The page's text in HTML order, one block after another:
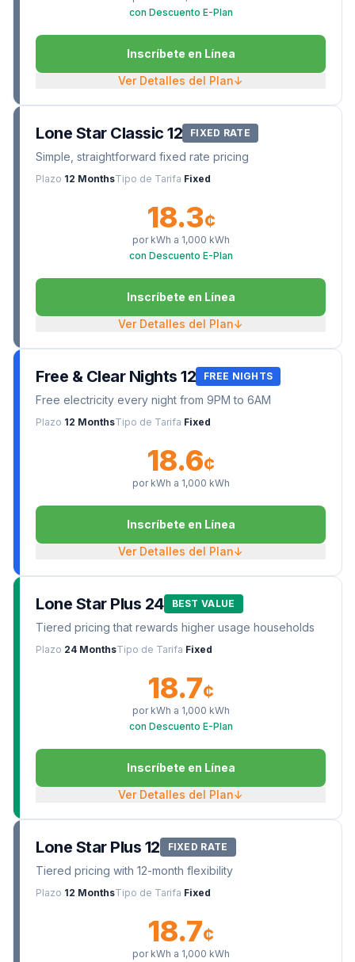
con Descuento E-Plan
Inscríbete en Línea
Ver Detalles del Plan↓
Lone Star Classic 12 FIXED RATE
Simple, straightforward fixed rate pricing
Plazo 12 MonthsTipo de Tarifa Fixed
18.3¢
por kWh a 1,000 kWh
con Descuento E-Plan
Inscríbete en Línea
Ver Detalles del Plan↓
Free & Clear Nights 12 FREE NIGHTS
Free electricity every night from 9PM to 6AM
Plazo 12 MonthsTipo de Tarifa Fixed
18.6¢
por kWh a 1,000 kWh
Inscríbete en Línea
Ver Detalles del Plan↓
Lone Star Plus 24 BEST VALUE
Tiered pricing that rewards higher usage households
Plazo 24 MonthsTipo de Tarifa Fixed
18.7¢
por kWh a 1,000 kWh
con Descuento E-Plan
Inscríbete en Línea
Ver Detalles del Plan↓
Lone Star Plus 12 FIXED RATE
Tiered pricing with 12-month flexibility
Plazo 12 MonthsTipo de Tarifa Fixed
18.7¢
por kWh a 1,000 kWh